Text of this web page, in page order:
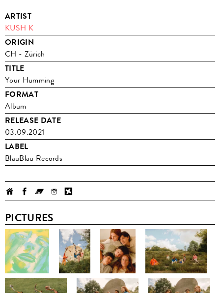
ARTIST
KUSH K
ORIGIN
CH - Zürich
TITLE
Your Humming
FORMAT
Album
RELEASE DATE
03.09.2021
LABEL
BlauBlau Records
PICTURES